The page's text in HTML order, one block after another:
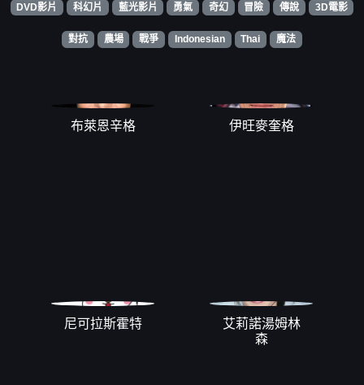
DVD影片 科幻片 藍光影片 勇氣 奇幻 冒險 傳說 3D電影
對抗 農場 戰爭 Indonesian Thai 魔法
布萊恩辛格 伊旺麥奎格
尼可拉斯霍特
艾莉諾湯姆林
森